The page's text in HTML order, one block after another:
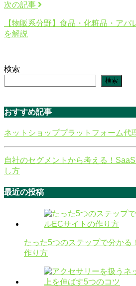
次の記事
【物販系分野】食品・化粧品・ア
を解説
検索
検索
おすすめ記事
ネットショッププラットフォーム代
自社のセグメントから考える！
し方
最近の投稿
たった5つのステップで分かる
作り方